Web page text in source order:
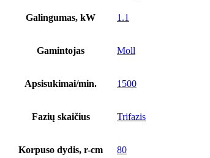
apsisukimai/min,
aliuminio
Galingumas, kW 1.1
Gamintojas Moll
Apsisukimai/min. 1500
Fazių skaičius Trifazis
Korpuso dydis, r-cm 80